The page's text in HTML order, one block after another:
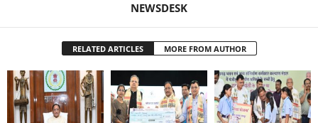
NEWSDESK
RELATED ARTICLES MORE FROM AUTHOR